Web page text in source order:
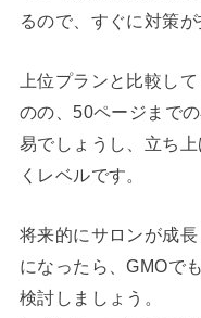
るので、すぐに対策が
上位プランと比較し
のの、50ページまで
易でしょうし、立ち
くレベルです。
将来的にサロンが成
になったら、GMOで
検討しましょう。